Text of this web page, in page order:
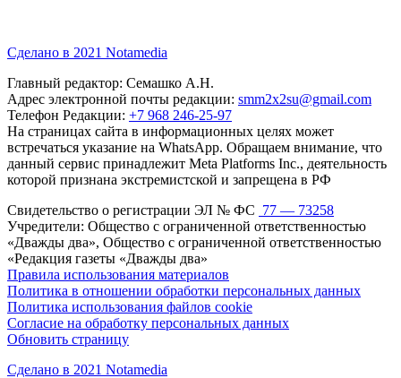
Сделано в 2021 Notamedia
Главный редактор: Семашко А.Н.
Адрес электронной почты редакции: smm2x2su@gmail.com
Телефон Редакции: +7 968 246-25-97
На страницах сайта в информационных целях может
встречаться указание на WhatsApp. Обращаем внимание, что
данный сервис принадлежит Meta Platforms Inc., деятельность
которой признана экстремистской и запрещена в РФ
Свидетельство о регистрации ЭЛ № ФС 77 — 73258
Учредители: Общество с ограниченной ответственностью
«Дважды два», Общество с ограниченной ответственностью
«Редакция газеты «Дважды два»
Правила использования материалов
Политика в отношении обработки персональных данных
Политика использования файлов cookie
Согласие на обработку персональных данных
Обновить страницу
Сделано в 2021 Notamedia